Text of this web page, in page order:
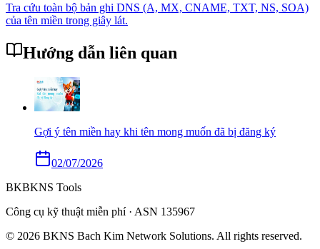
Tra cứu toàn bộ bản ghi DNS (A, MX, CNAME, TXT, NS, SOA)
của tên miền trong giây lát.
Hướng dẫn liên quan
Gợi ý tên miền hay khi tên mong muốn đã bị đăng ký
02/07/2026
BKBKNS Tools
Công cụ kỹ thuật miễn phí · ASN 135967
© 2026 BKNS Bach Kim Network Solutions. All rights reserved.